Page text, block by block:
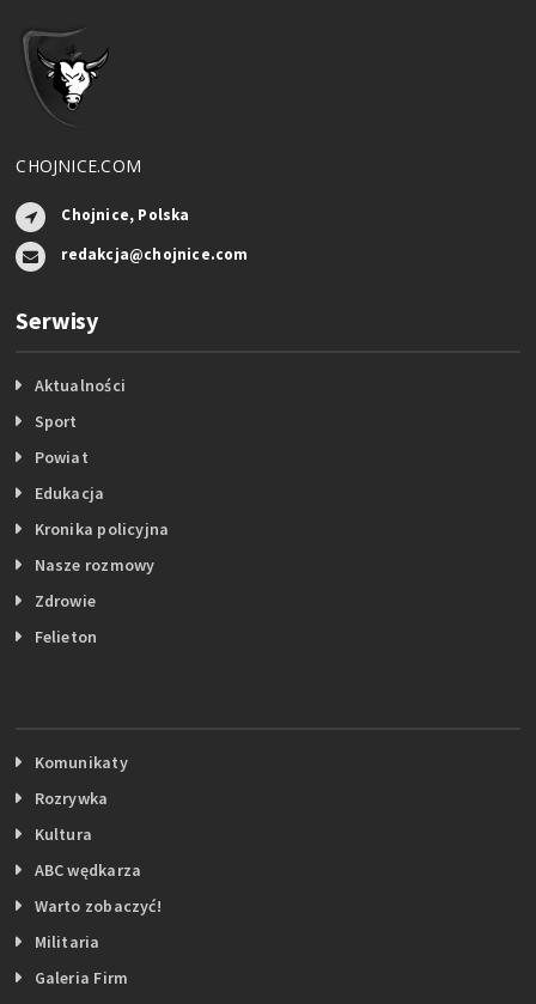
CHOJNICE.COM
Chojnice, Polska
redakcja@chojnice.com
Serwisy
Aktualności
Sport
Powiat
Edukacja
Kronika policyjna
Nasze rozmowy
Zdrowie
Felieton
Komunikaty
Rozrywka
Kultura
ABC wędkarza
Warto zobaczyć!
Militaria
Galeria Firm